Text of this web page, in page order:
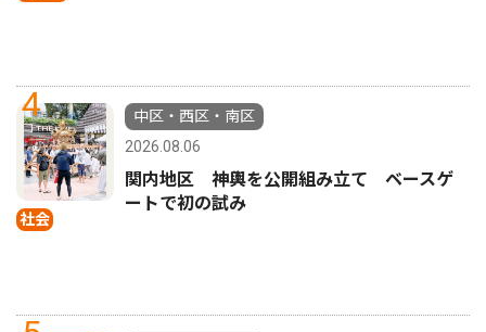
4
社会
中区・西区・南区
2026.08.06
関内地区 神輿を公開組み立て ベースゲ
ートで初の試み